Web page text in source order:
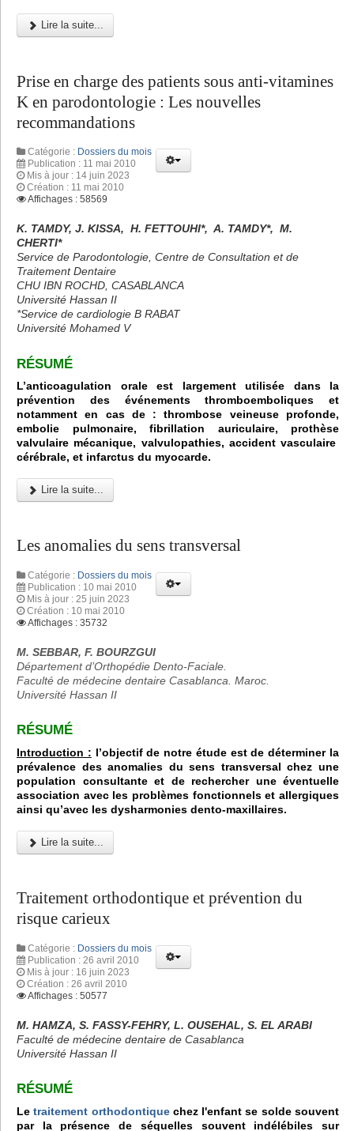
Lire la suite...
Prise en charge des patients sous anti-vitamines
K en parodontologie : Les nouvelles
recommandations
Catégorie : Dossiers du mois
Publication : 11 mai 2010
Mis à jour : 14 juin 2023
Création : 11 mai 2010
Affichages : 58569
K. TAMDY, J. KISSA, H. FETTOUHI*, A. TAMDY*, M.
CHERTI*
Service de Parodontologie, Centre de Consultation et de
Traitement Dentaire
CHU IBN ROCHD, CASABLANCA
Université Hassan II
*Service de cardiologie B RABAT
Université Mohamed V
RÉSUMÉ
L’anticoagulation orale est largement utilisée dans la
prévention des événements thromboemboliques et
notamment en cas de : thrombose veineuse profonde,
embolie pulmonaire, fibrillation auriculaire, prothèse
valvulaire mécanique, valvulopathies, accident vasculaire
cérébrale, et infarctus du myocarde.
Lire la suite...
Les anomalies du sens transversal
Catégorie : Dossiers du mois
Publication : 10 mai 2010
Mis à jour : 25 juin 2023
Création : 10 mai 2010
Affichages : 35732
M. SEBBAR, F. BOURZGUI
Département d’Orthopédie Dento-Faciale.
Faculté de médecine dentaire Casablanca. Maroc.
Université Hassan II
RÉSUMÉ
Introduction : l’objectif de notre étude est de déterminer la
prévalence des anomalies du sens transversal chez une
population consultante et de rechercher une éventuelle
association avec les problèmes fonctionnels et allergiques
ainsi qu’avec les dysharmonies dento-maxillaires.
Lire la suite...
Traitement orthodontique et prévention du
risque carieux
Catégorie : Dossiers du mois
Publication : 26 avril 2010
Mis à jour : 16 juin 2023
Création : 26 avril 2010
Affichages : 50577
M. HAMZA, S. FASSY-FEHRY, L. OUSEHAL, S. EL ARABI
Faculté de médecine dentaire de Casablanca
Université Hassan II
RÉSUMÉ
Letraitement orthodontiquechez l'enfant se solde souvent
par la présence de séquelles souvent indélébiles sur